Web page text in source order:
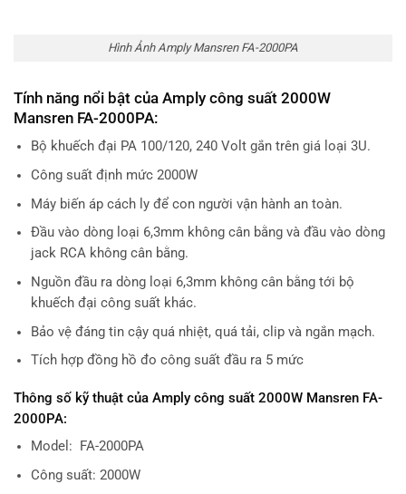
Hình Ảnh Amply Mansren FA-2000PA
Tính năng nổi bật của Amply công suất 2000W
Mansren FA-2000PA:
Bộ khuếch đại PA 100/120, 240 Volt gắn trên giá loại 3U.
Công suất định mức 2000W
Máy biến áp cách ly để con người vận hành an toàn.
Đầu vào dòng loại 6,3mm không cân bằng và đầu vào dòng
jack RCA không cân bằng.
Nguồn đầu ra dòng loại 6,3mm không cân bằng tới bộ
khuếch đại công suất khác.
Bảo vệ đáng tin cậy quá nhiệt, quá tải, clip và ngắn mạch.
Tích hợp đồng hồ đo công suất đầu ra 5 mức
Thông số kỹ thuật của Amply công suất 2000W Mansren FA-
2000PA:
Model: FA-2000PA
Công suất: 2000W